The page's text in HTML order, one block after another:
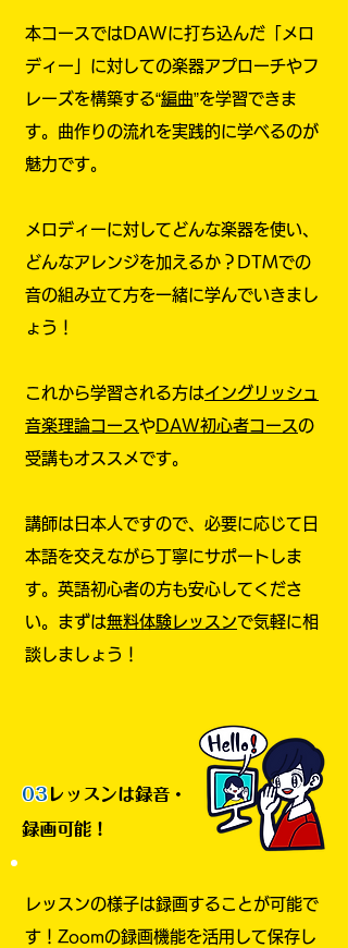
本コースではDAWに打ち込んだ「メロ
ディー」に対しての楽器アプローチやフ
レーズを構築する“編曲”を学習できま
す。曲作りの流れを実践的に学べるのが
魅力です。
​メロディーに対してどんな楽器を使い、
どんなアレンジを加えるか？DTMでの
音の組み立て方を一緒に学んでいきまし
ょう！
これから学習される方はイングリッシュ
音楽理論コースや DAW初心者コースの
受講もオススメです。
講師は日本人ですので、必要に応じて日
本語を交えながら丁寧にサポートしま
す。英語初心者の方も安心してくださ
い。 まずは無料体験レッスンで気軽に相
談しましょう！
03 レッスンは録音・
録画可能！
レッスンの様子は録画することが可能で
す！Zoomの録画機能を活用して保存し